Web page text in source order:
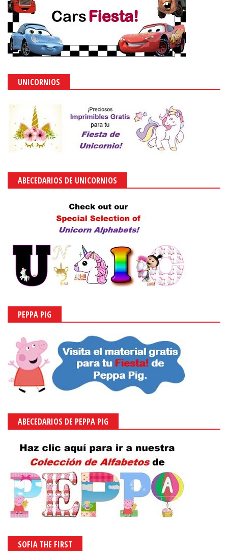
UNICORNIOS
ABECEDARIOS DE UNICORNIOS
PEPPA PIG
ABECEDARIOS DE PEPPA PIG
SOFIA THE FIRST